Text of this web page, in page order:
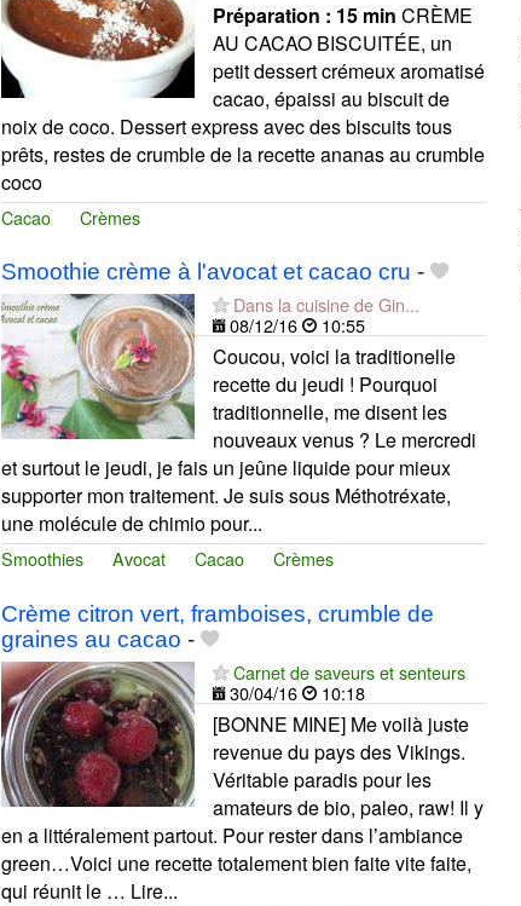
Préparation : 15 min CRÈME
AU CACAO BISCUITÉE, un
petit dessert crémeux aromatisé
cacao, épaissi au biscuit de
noix de coco. Dessert express avec des biscuits tous
prêts, restes de crumble de la recette ananas au crumble
coco
Cacao Crèmes
Smoothie crème à l'avocat et cacao cru -
Dans la cuisine de Gin...
08/12/16
10:55
Coucou, voici la traditionelle
recette du jeudi ! Pourquoi
traditionnelle, me disent les
nouveaux venus ? Le mercredi
et surtout le jeudi, je fais un jeûne liquide pour mieux
supporter mon traitement. Je suis sous Méthotréxate,
une molécule de chimio pour...
Smoothies Avocat Cacao Crèmes
Crème citron vert, framboises, crumble de
graines au cacao -
Carnet de saveurs et senteurs
30/04/16
10:18
[BONNE MINE] Me voilà juste
revenue du pays des Vikings.
Véritable paradis pour les
amateurs de bio, paleo, raw! Il y
en a littéralement partout. Pour rester dans l’ambiance
green…Voici une recette totalement bien faite vite faite,
qui réunit le … Lire...